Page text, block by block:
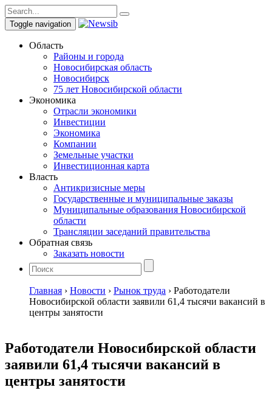
Toggle navigation
Область
Районы и города
Новосибирская область
Новосибирск
75 лет Новосибирской области
Экономика
Отрасли экономики
Инвестиции
Экономика
Компании
Земельные участки
Инвестиционная карта
Власть
Антикризисные меры
Государственные и муниципальные заказы
Муниципальные образования Новосибирской
области
Трансляции заседаний правительства
Обратная связь
Заказать новости
Главная › Новости › Рынок труда › Работодатели
Новосибирской области заявили 61,4 тысячи вакансий в
центры занятости
Работодатели Новосибирской области
заявили 61,4 тысячи вакансий в
центры занятости